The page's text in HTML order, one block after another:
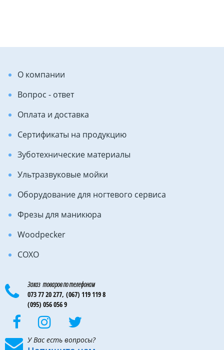
О компании
Вопрос - ответ
Оплата и доставка
Сертификаты на продукцию
Зуботехнические материалы
Ультразвуковые мойки
Оборудование для ногтевого сервиса
Фрезы для маникюра
Woodpecker
COXO
Заказ товаров по телефонам
073 77 20 277, (067) 119 119 8
(095) 056 056 9
У Вас есть вопросы?